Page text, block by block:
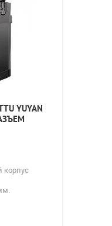
YUYAN
корпус